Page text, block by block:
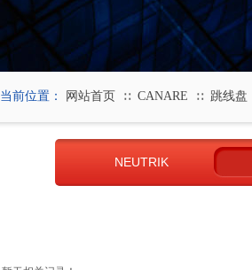
当前位置： 网站首页 ∷ CANARE ∷ 跳线盘
NEUTRIK